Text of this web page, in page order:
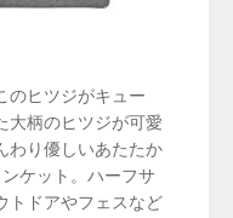
のヒツジがキュー
大柄のヒツジが可愛
わり優しいあたたか
ケット。ハーフサ
トドアやフェスなど